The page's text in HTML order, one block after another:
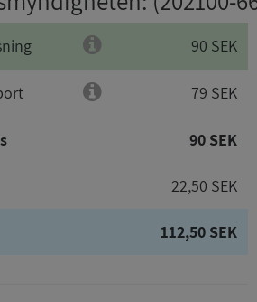
90 SEK
79 SEK
90 SEK
22,50 SEK
112,50 SEK